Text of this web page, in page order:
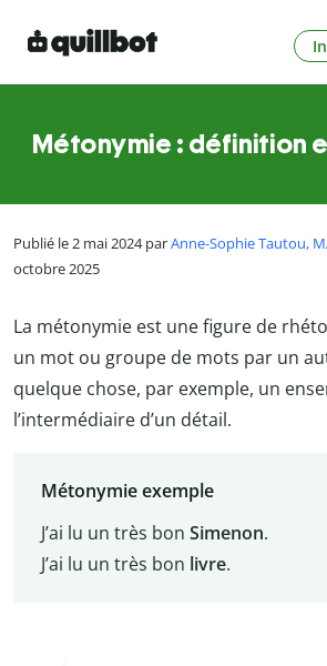
Métonymie : définition
Publié le 2 mai 2024 parAnne-Sophie Tautou,
octobre 2025
La métonymie est une figure de
un mot ou groupe de mots par un
quelque chose, par exemple, un
l’intermédiaire d’un détail.
Métonymie exemple
J’ai lu un très bon Simenon.
J’ai lu un très bon livre.